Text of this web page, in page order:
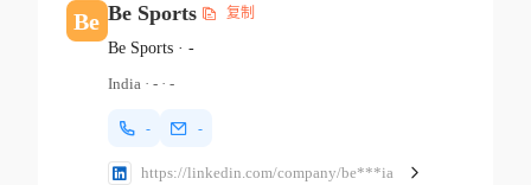
Be Be Sports 复制
Be Sports· -
India· -· -
- -
https://linkedin.com/company/be***ia